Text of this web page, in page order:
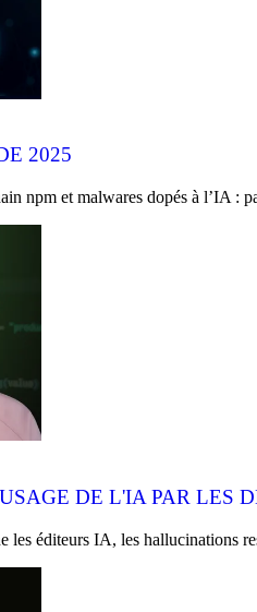
2025
npm et malwares dopés à l’IA :
DE L'IA PAR LES
éditeurs IA, les hallucinations